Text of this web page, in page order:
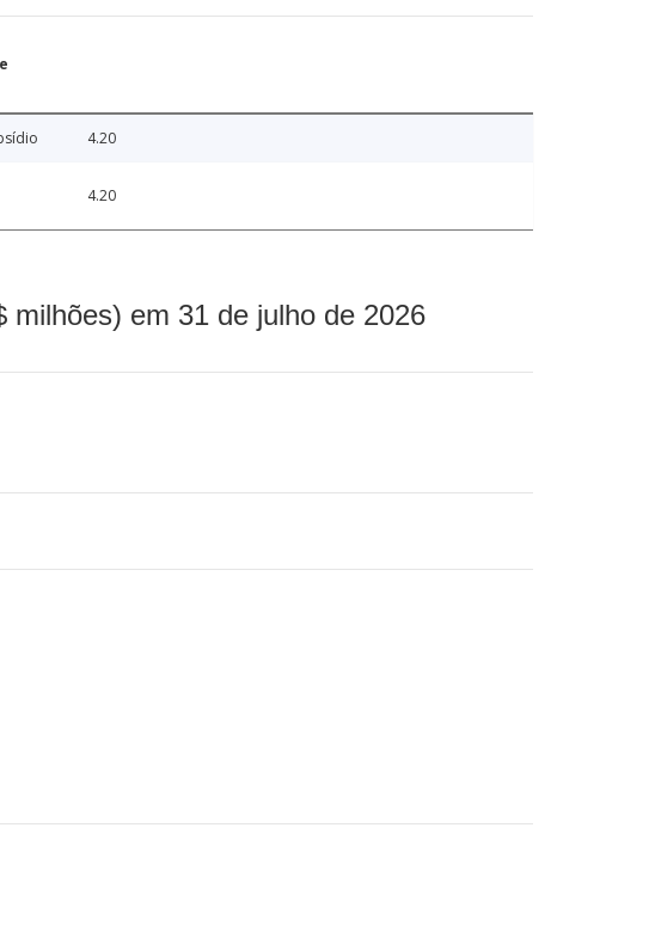
4.20
4.20
em 31 de julho de 2026